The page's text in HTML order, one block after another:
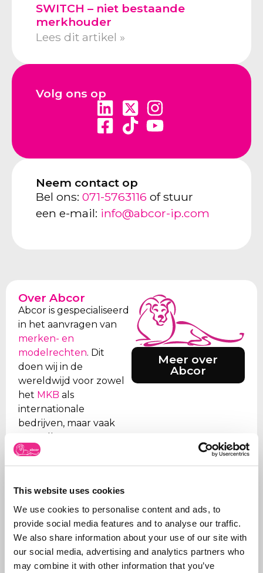
This website uses cookies
We use cookies to personalise content and ads, to
provide social media features and to analyse our traffic.
We also share information about your use of our site with
our social media, advertising and analytics partners who
may combine it with other information that you’ve
SWITCH – niet bestaande
merkhouder
Lees dit artikel »
Volg ons op
Neem contact op
Bel ons: 071-5763116 of stuur
een e-mail: info@abcor-ip.com
Over Abcor
Abcor is gespecialiseerd
in het aanvragen van
merken- en
modelrechten. Dit
doen wij in de
wereldwijd voor zowel
het MKB als
internationale
bedrijven, maar vaak
eerste Benelux
aanvraag. Doel is de
daarom verzorgen we
alle stappen, van eerste
advies wat aan te
vragen en hoe tot aan
deregistratie.
Meer over
Abcor